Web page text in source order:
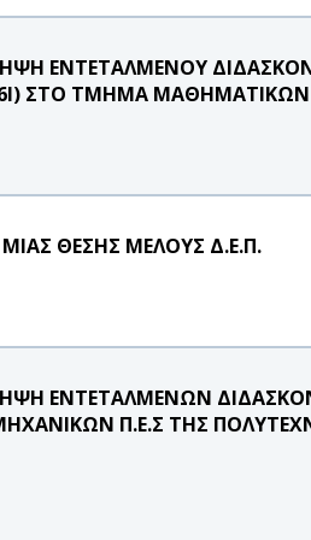
ΕΝΤΕΤΑΛΜΕΝΟΥ
ΣΤΟ ΤΜΗΜΑ ΜΑΘΗΜΑΤΙΚΩΝ
ΘΕΣΗΣ ΜΕΛΟΥΣ Δ.Ε.Π.
ΕΝΤΕΤΑΛΜΕΝΩΝ
Π.Ε.Σ ΤΗΣ